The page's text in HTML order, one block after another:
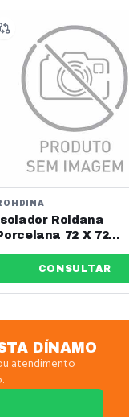
Isolador Roldana
72 X 72
CONSULTAR
DÍNAMO
atendimento